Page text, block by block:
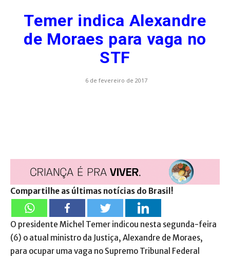
Temer indica Alexandre
de Moraes para vaga no
STF
6 de fevereiro de 2017
Compartilhe as últimas notícias do Brasil!
O presidente Michel Temer indicou nesta segunda-feira
(6) o atual ministro da Justiça, Alexandre de Moraes,
para ocupar uma vaga no Supremo Tribunal Federal